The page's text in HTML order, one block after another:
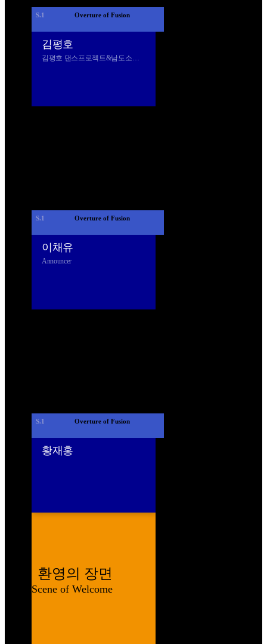
S.1 Overture of Fusion
김평호
김평호 댄스프로젝트&남도소고춤 보존회
S.1 Overture of Fusion
이채유
Announcer
S.1 Overture of Fusion
황재홍
환영의 장면
Scene of Welcome